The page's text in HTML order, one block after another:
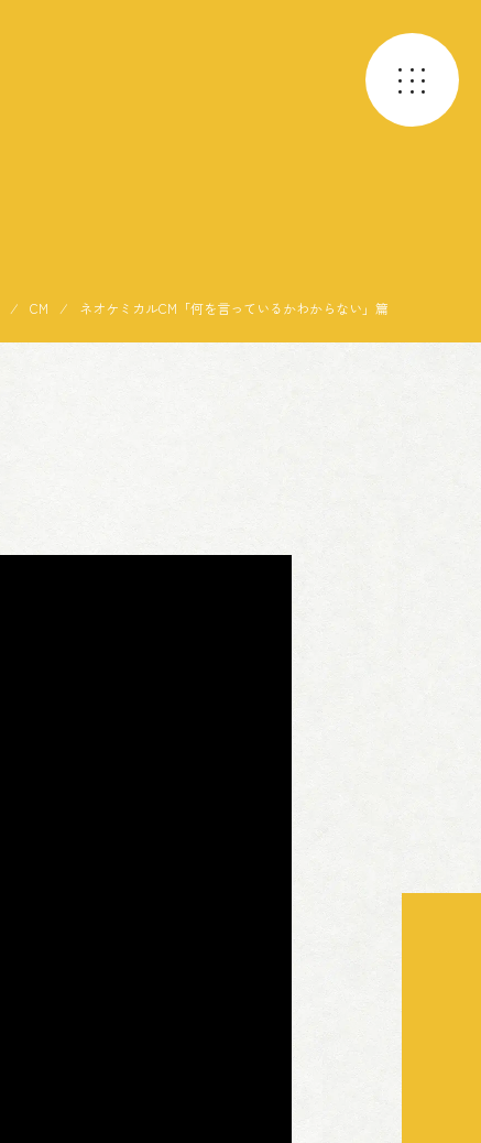
⁄ CM ⁄ ネオケミカルCM「何を言っているかわからない」篇